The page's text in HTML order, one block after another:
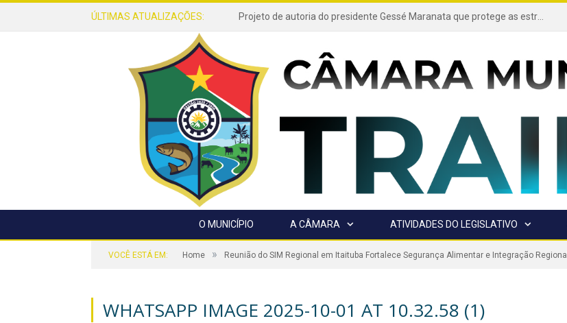
ÚLTIMAS ATUALIZAÇÕES: Projeto de autoria do presidente Gessé Maranata que protege as estradas vicinais de Trairão é transformado em lei
O MUNICÍPIO A CÂMARA ATIVIDADES DO LEGISLATIVO
VOCÊ ESTÁ EM: Home » Reunião do SIM Regional em Itaituba Fortalece Segurança Alimentar e Integração Regional
WHATSAPP IMAGE 2025-10-01 AT 10.32.58 (1)